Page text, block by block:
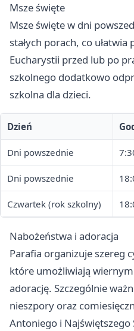
Msze święte
Msze święte w dni
stałych porach, co ułatwia
Eucharystii przed lub po
szkolnego dodatkowo
szkolna dla dzieci.
Dzień
Dni powszednie
Dni powszednie
Czwartek (rok szkolny)
Nabożeństwa i adoracja
Parafia organizuje szereg
które umożliwiają
adorację. Szczególnie
nieszpory oraz
Antoniego i Najświętszego